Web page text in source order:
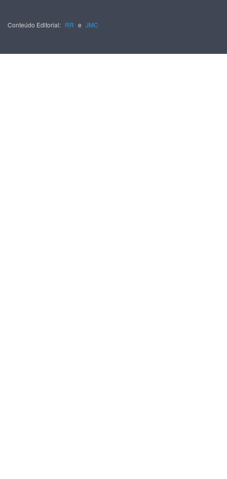
Conteúdo Editorial: RR e JMC